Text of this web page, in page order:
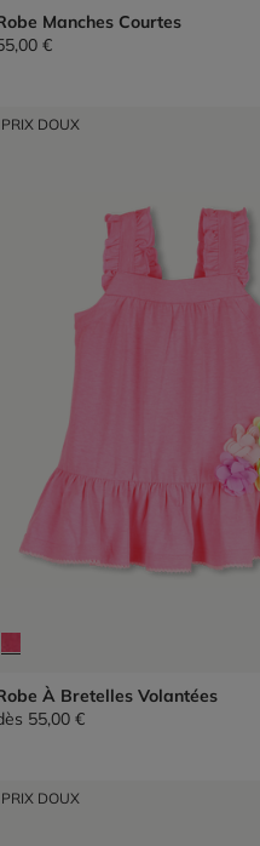
Manches Courtes
€
PRIX DOUX
À Bretelles Volantées
55,00 €
PRIX DOUX